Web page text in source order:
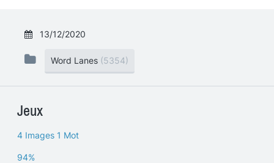
13/12/2020
Word Lanes (5354)
Jeux
4 Images 1 Mot
94%